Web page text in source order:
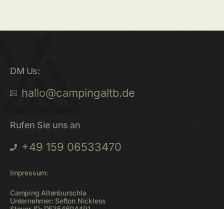
DM Us:
hallo@campingaltb.de
Rufen Sie uns an
+49 159 06533470
Impressum:
Camping Altenburschla
Unternehmer: Sefton Nickless